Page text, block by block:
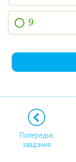
9
Попереднє
завдання